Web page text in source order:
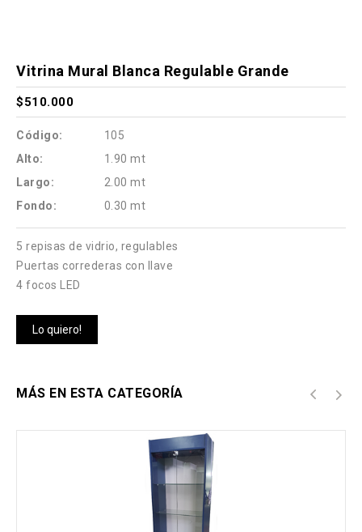
Vitrina Mural Blanca Regulable Grande
$510.000
Código:
105
Alto:
1.90 mt
Largo:
2.00 mt
Fondo:
0.30 mt
5 repisas de vidrio, regulables
Puertas correderas con llave
4 focos LED
Lo quiero!
MÁS EN ESTA CATEGORÍA